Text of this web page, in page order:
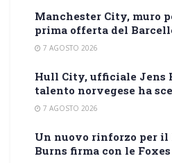
Manchester City, muro
prima offerta del
7 AGOSTO 2026
Hull City, ufficiale Jens
talento norvegese ha
7 AGOSTO 2026
Un nuovo rinforzo per il
Burns firma con le Foxes